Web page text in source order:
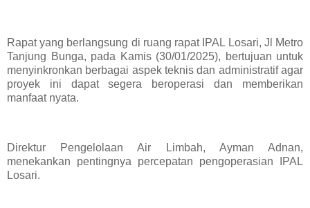
Rapat yang berlangsung di ruang rapat IPAL Losari, Jl Metro
Tanjung Bunga, pada Kamis (30/01/2025), bertujuan untuk
menyinkronkan berbagai aspek teknis dan administratif agar
proyek ini dapat segera beroperasi dan memberikan
manfaat nyata.
Direktur Pengelolaan Air Limbah, Ayman Adnan,
menekankan pentingnya percepatan pengoperasian IPAL
Losari.